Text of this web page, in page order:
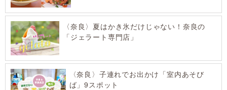
〈奈良〉夏はかき氷だけじゃない！奈良の
「ジェラート専門店」
〈奈良〉子連れでお出かけ「室内あそび
ば」9スポット